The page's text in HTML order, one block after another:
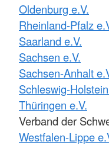
Oldenburg e.V.
Rheinland-Pfalz
Saarland e.V.
Sachsen e.V.
Sachsen-Anhalt
Schleswig-
Thüringen e.V.
Verband der
Westfalen-Lippe